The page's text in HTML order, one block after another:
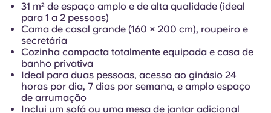
31 m² de espaço amplo e de alta qualidade (ideal
para 1 a 2 pessoas)
Cama de casal grande (160 × 200 cm), roupeiro e
secretária
Cozinha compacta totalmente equipada e casa de
banho privativa
Ideal para duas pessoas, acesso ao ginásio 24
horas por dia, 7 dias por semana, e amplo espaço
de arrumação
Inclui um sofá ou uma mesa de jantar adicional